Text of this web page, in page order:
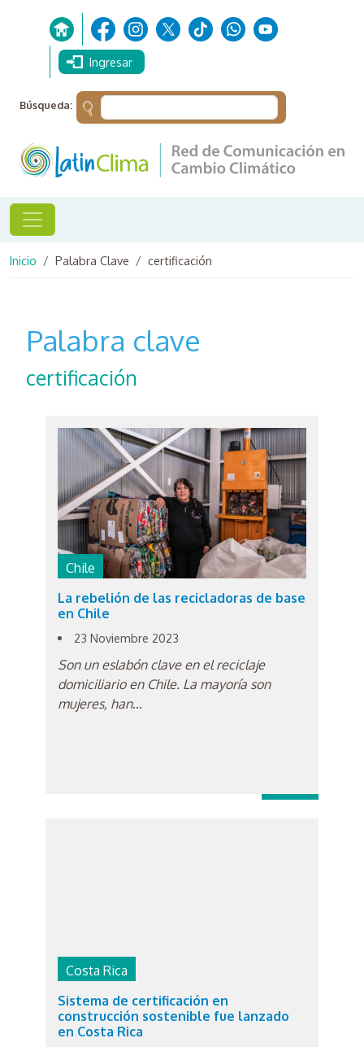
Pasar al contenido principal
Ingresar
Búsqueda:
Ruta de navegación
Inicio Palabra Clave certificación
Palabra clave
certificación
Chile
La rebelión de las recicladoras de base
en Chile
23 Noviembre 2023
Son un eslabón clave en el reciclaje
domiciliario en Chile. La mayoría son
mujeres, han...
Costa Rica
Sistema de certificación en
construcción sostenible fue lanzado
en Costa Rica